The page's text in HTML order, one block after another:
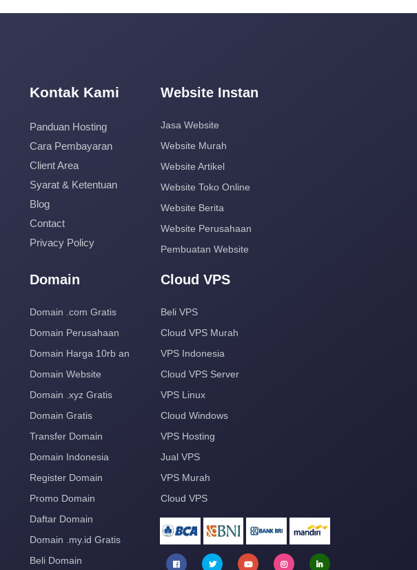
Kontak Kami
Panduan Hosting
Cara Pembayaran
Client Area
Syarat & Ketentuan
Blog
Contact
Privacy Policy
Website Instan
Jasa Website
Website Murah
Website Artikel
Website Toko Online
Website Berita
Website Perusahaan
Pembuatan Website
Domain
Domain .com Gratis
Domain Perusahaan
Domain Harga 10rb an
Domain Website
Domain .xyz Gratis
Domain Gratis
Transfer Domain
Domain Indonesia
Register Domain
Promo Domain
Daftar Domain
Domain .my.id Gratis
Beli Domain
Cloud VPS
Beli VPS
Cloud VPS Murah
VPS Indonesia
Cloud VPS Server
VPS Linux
Cloud Windows
VPS Hosting
Jual VPS
VPS Murah
Cloud VPS